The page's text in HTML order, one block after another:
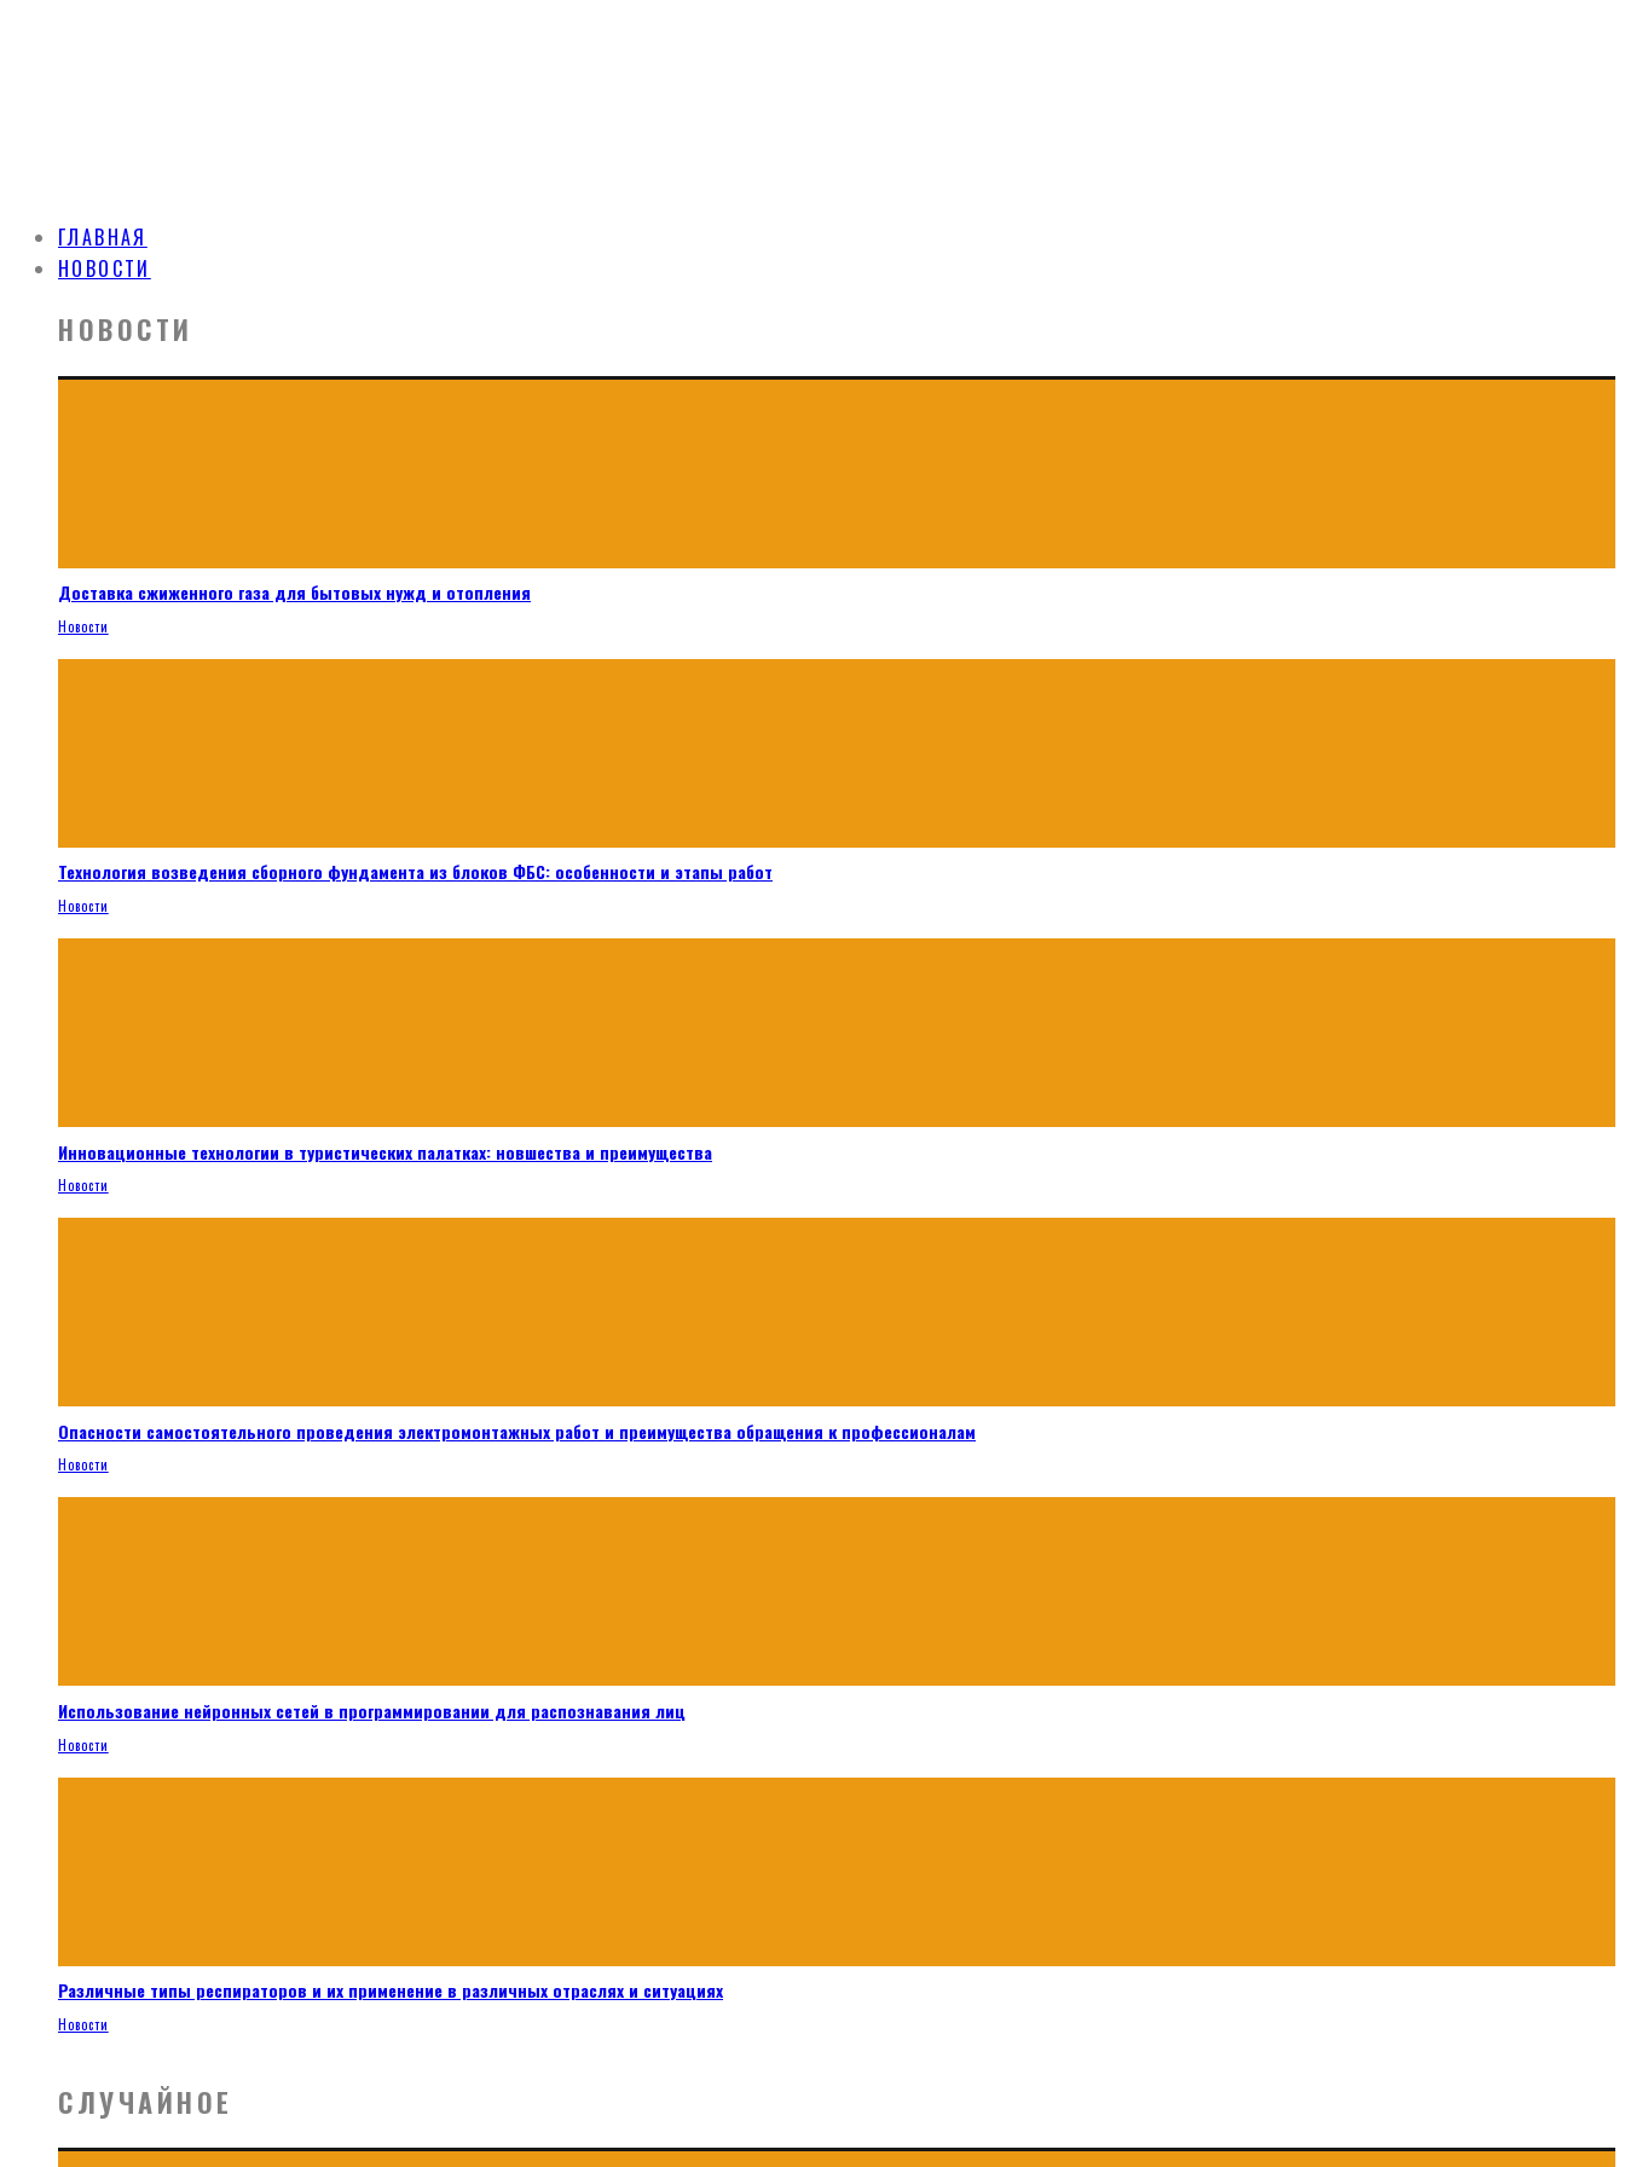
ГЛАВНАЯ
НОВОСТИ
НОВОСТИ
Доставка сжиженного газа для бытовых нужд и отопления
Новости
Технология возведения сборного фундамента из блоков ФБС: особенности и этапы работ
Новости
Инновационные технологии в туристических палатках: новшества и преимущества
Новости
Опасности самостоятельного проведения электромонтажных работ и преимущества обращения к профессионалам
Новости
Использование нейронных сетей в программировании для распознавания лиц
Новости
Различные типы респираторов и их применение в различных отраслях и ситуациях
Новости
СЛУЧАЙНОЕ